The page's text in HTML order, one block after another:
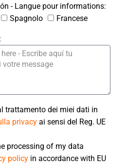
- Langue pour informations:
Spagnolo Francese
trattamento dei miei dati in
privacyai sensi del Reg. UE
processing of my data
policy in accordance with EU